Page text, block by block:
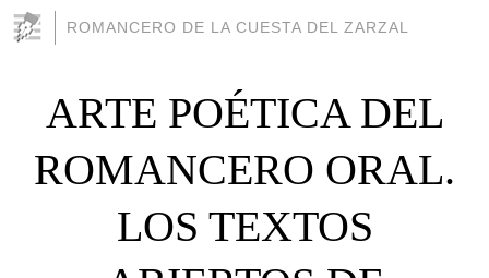
ROMANCERO DE LA CUESTA DEL ZARZAL
ARTE POÉTICA DEL
ROMANCERO ORAL.
LOS TEXTOS